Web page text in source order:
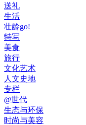
送礼
生活
壮龄go!
特写
美食
旅行
文化艺术
人文史地
专栏
@世代
生态与环保
时尚与美容